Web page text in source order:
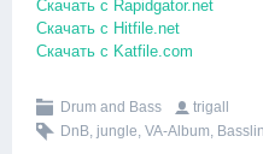
Скачать с Rapidgator.net
Скачать с Hitfile.net
Скачать с Katfile.com
Drum and Bass
trigall
DnB, jungle, VA-Album,